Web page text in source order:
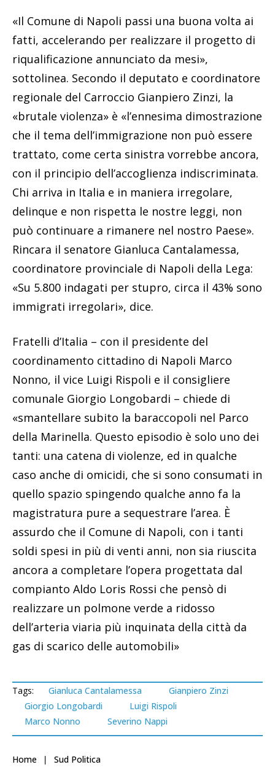
«Il Comune di Napoli passi una buona volta ai
fatti, accelerando per realizzare il progetto di
riqualificazione annunciato da mesi»,
sottolinea. Secondo il deputato e coordinatore
regionale del Carroccio Gianpiero Zinzi, la
«brutale violenza» è «l’ennesima dimostrazione
che il tema dell’immigrazione non può essere
trattato, come certa sinistra vorrebbe ancora,
con il principio dell’accoglienza indiscriminata.
Chi arriva in Italia e in maniera irregolare,
delinque e non rispetta le nostre leggi, non
può continuare a rimanere nel nostro Paese».
Rincara il senatore Gianluca Cantalamessa,
coordinatore provinciale di Napoli della Lega:
«Su 5.800 indagati per stupro, circa il 43% sono
immigrati irregolari», dice.
Fratelli d’Italia – con il presidente del
coordinamento cittadino di Napoli Marco
Nonno, il vice Luigi Rispoli e il consigliere
comunale Giorgio Longobardi – chiede di
«smantellare subito la baraccopoli nel Parco
della Marinella. Questo episodio è solo uno dei
tanti: una catena di violenze, ed in qualche
caso anche di omicidi, che si sono consumati in
quello spazio spingendo qualche anno fa la
magistratura pure a sequestrare l’area. È
assurdo che il Comune di Napoli, con i tanti
soldi spesi in più di venti anni, non sia riuscita
ancora a completare l’opera progettata dal
compianto Aldo Loris Rossi che pensò di
realizzare un polmone verde a ridosso
dell’arteria viaria più inquinata della città da
gas di scarico delle automobili»
Tags: Gianluca Cantalamessa
Gianpiero Zinzi
Giorgio Longobardi
Luigi Rispoli
Marco Nonno
Severino Nappi
Home Sud Politica